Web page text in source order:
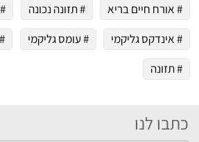
# אורח חיים בריא # תזונה נכונה
# אינדקס גליקמי
# עומס גליקמי
# תזונה
כתבו לנו